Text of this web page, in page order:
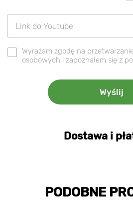
Wyrażam zgodę na
osobowych i zapoznałem się z
Dostawa i
PODOBNE